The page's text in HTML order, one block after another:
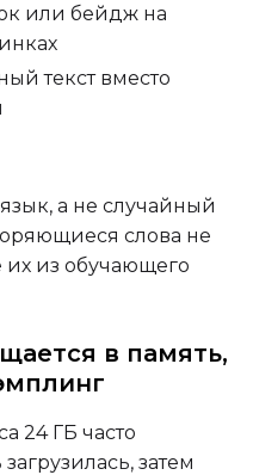
или бейдж на
текст вместо
а не случайный
слова не
их из обучающего
в память,
24 ГБ часто
затем